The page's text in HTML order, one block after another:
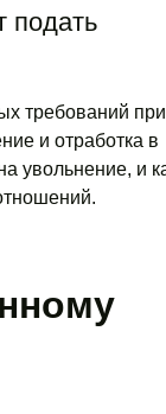
подать
требований при
и отработка в
увольнение, и